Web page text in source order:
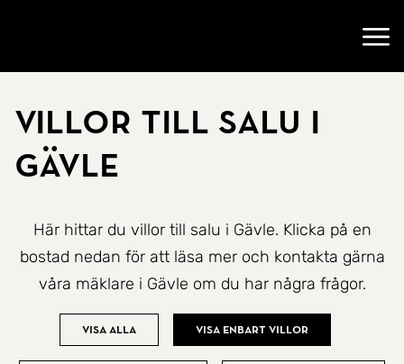
Villor till salu i
Gävle
Här hittar du villor till salu i Gävle. Klicka på en
bostad nedan för att läsa mer och kontakta gärna
våra mäklare i Gävle om du har några frågor.
Visa alla Visa enbart villor